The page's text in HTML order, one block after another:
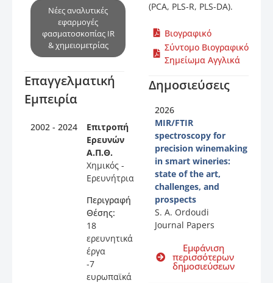
Νέες αναλυτικές
εφαρμογές
φασματοσκοπίας IR
& χημειομετρίας
Επαγγελματική
Εμπειρία
2002 - 2024
Επιτροπή
Ερευνών
Α.Π.Θ.
Χημικός -
Ερευνήτρια
Περιγραφή
Θέσης:
18
ερευνητικά
έργα
-7
ευρωπαϊκά
(PCA, PLS-R, PLS-DA).
Βιογραφικό
Σύντομο Βιογραφικό
Σημείωμα Αγγλικά
Δημοσιεύσεις
2026
MIR/FTIR
spectroscopy for
precision winemaking
in smart wineries:
state of the art,
challenges, and
prospects
S. A. Ordoudi
Journal Papers
Εμφάνιση
περισσότερων
δημοσιεύσεων